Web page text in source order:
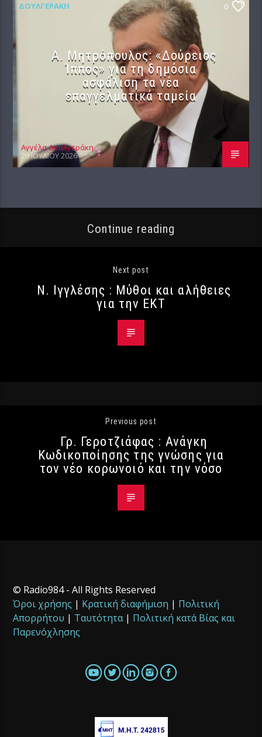
ΔΟΥΛΓΕΡΆΚΗ 0
Α. Μητρόπουλος: «Δούρειος
Ίππος» για τη δημόσια
ασφάλιση τα νέα
επαγγελματικά ταμεία
Αγγέλα Δουλγεράκη
29 ΙΟΥΛΊΟΥ 2026
Continue reading
Next post
Ν. Ιγγλέσης : Μύθοι και αλήθειες
για την ΕΚΤ
Previous post
Γρ. Γεροτζιάφας : Ανάγκη
Κωδικοποίησης της γνώσης για
τον νέο κορωνοιό και την νόσο
© Radio984 - All Rights Reserved
Όροι χρήσης | Κρατική διαφήμιση | Πολιτική
Απορρήτου | Ταυτότητα| Πολιτική κατά Βίας και
Παρενόχλησης